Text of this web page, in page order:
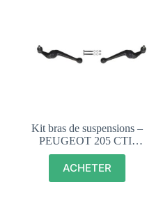
Kit bras de suspensions –
PEUGEOT 205 CTI-
DIESEL-ESSENCE –
19310 19311
ACHETER